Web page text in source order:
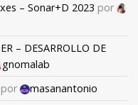
– Sonar+D 2023 por
– DESARROLLO DE
gnomalab
por
masanantonio